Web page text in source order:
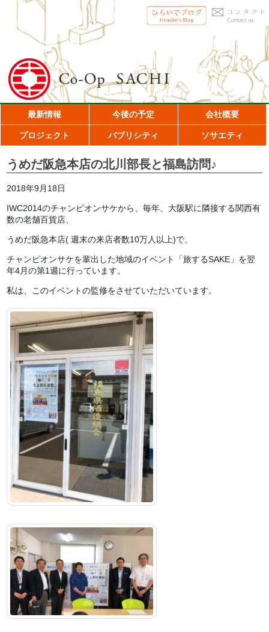
最新情報 今後の予定 会社概要
プロジェクト パブリシティ ソサエティ
うめだ阪急本店の北川部長と福島訪問♪
2018年9月18日
IWC2014のチャンピオンサケから、毎年、大阪駅に隣接する関西有
数の老舗百貨店、
うめだ阪急本店( 週末の来店者数10万人以上)で、
チャンピオンサケを輩出した地域のイベント「旅するSAKE」を翌
年4月の第1週に行っています。
私は、このイベントの監修をさせていただいています。